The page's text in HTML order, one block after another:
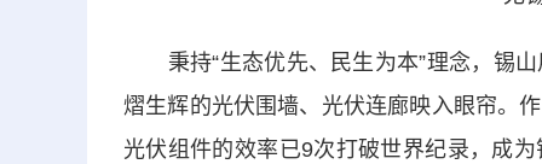
秉持“生态优先、民生为本”理念，锡山
熠生辉的光伏围墙、光伏连廊映入眼帘。
光伏组件的效率已9次打破世界纪录，成